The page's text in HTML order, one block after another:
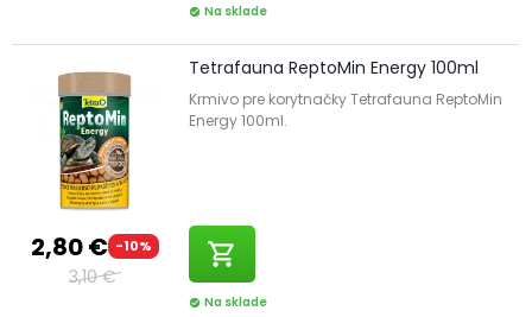
check_circle Na sklade
2,80 € -10%
3,10 €
Tetrafauna ReptoMin Energy 100ml
Krmivo pre korytnačky Tetrafauna ReptoMin
Energy 100ml.
shopping_cart
check_circle Na sklade